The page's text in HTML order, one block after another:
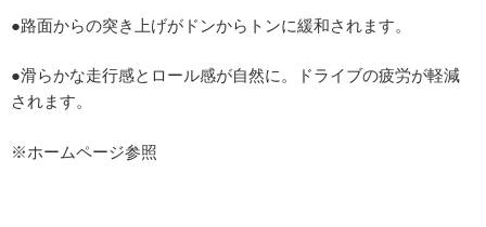
●路面からの突き上げがドンからトンに緩和されます。
●滑らかな走行感とロール感が自然に。ドライブの疲労が軽減
されます。
※ホームページ参照